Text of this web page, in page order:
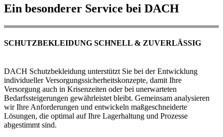
Ein besonderer Service bei DACH
SCHUTZBEKLEIDUNG SCHNELL & ZUVERLÄSSIG
DACH Schutzbekleidung unterstützt Sie bei der Entwicklung
individueller Versorgungssicherheitskonzepte, damit Ihre
Versorgung auch in Krisenzeiten oder bei unerwarteten
Bedarfssteigerungen gewährleistet bleibt. Gemeinsam analysieren
wir Ihre Anforderungen und entwickeln maßgeschneiderte
Lösungen, die optimal auf Ihre Lagerhaltung und Prozesse
abgestimmt sind.